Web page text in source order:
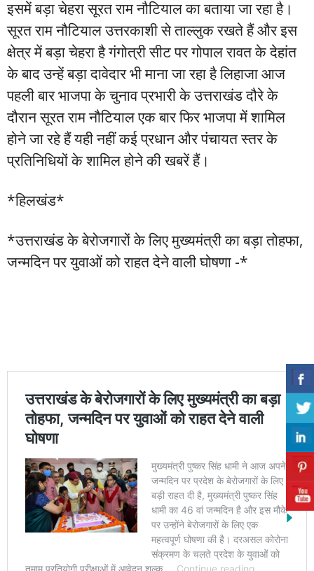
इसमें बड़ा चेहरा सूरत राम नौटियाल का बताया जा रहा है।
सूरत राम नौटियाल उत्तरकाशी से ताल्लुक रखते हैं और इस
क्षेत्र में बड़ा चेहरा है गंगोत्री सीट पर गोपाल रावत के देहांत
के बाद उन्हें बड़ा दावेदार भी माना जा रहा है लिहाजा आज
पहली बार भाजपा के चुनाव प्रभारी के उत्तराखंड दौरे के
दौरान सूरत राम नौटियाल एक बार फिर भाजपा में शामिल
होने जा रहे हैं यही नहीं कई प्रधान और पंचायत स्तर के
प्रतिनिधियों के शामिल होने की खबरें हैं।
*हिलखंड*
*उत्तराखंड के बेरोजगारों के लिए मुख्यमंत्री का बड़ा तोहफा,
जन्मदिन पर युवाओं को राहत देने वाली घोषणा -*